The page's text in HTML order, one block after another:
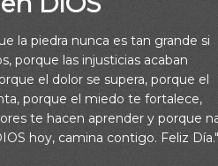
la piedra nunca es tan grande si
porque las injusticias acaban
el dolor se supera, porque el
porque el miedo te fortalece,
te hacen aprender y porque
hoy, camina contigo. Feliz Día."